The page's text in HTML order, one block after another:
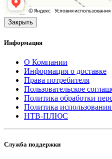
Закрыть
Информация
О Компании
Информация о доставке
Права потребителя
Пользовательское
Политика обработки
Политика
НТВ-ПЛЮС
Служба поддержки